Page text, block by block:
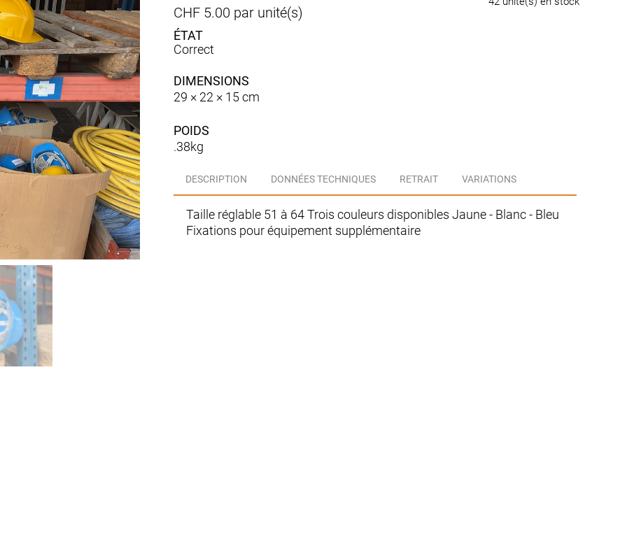
CHF 5.00 par unité(s)
Correct
DIMENSIONS
29 × 22 × 15 cm
POIDS
.38kg
DESCRIPTION DONNÉES TECHNIQUES RETRAIT VARIATIONS
Taille réglable 51 à 64 Trois couleurs disponibles Jaune - Blanc - Bleu
Fixations pour équipement supplémentaire